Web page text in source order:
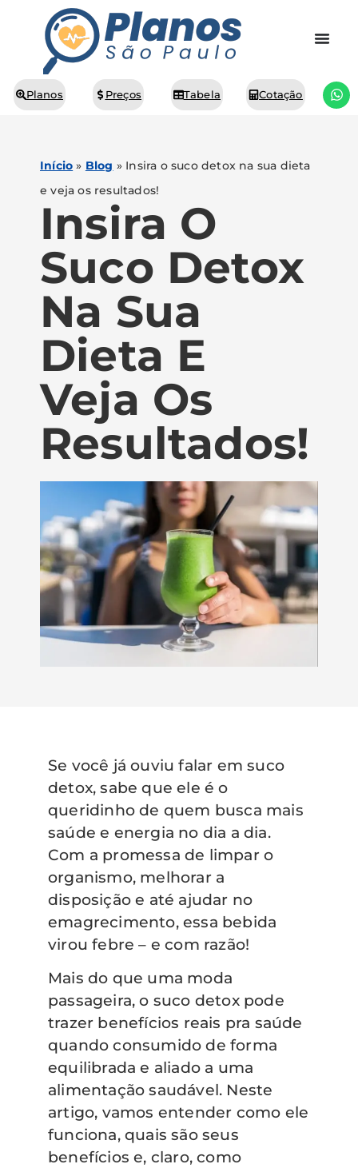
Planos Preços Tabela Cotação
Início » Blog » Insira o suco detox na sua dieta
e veja os resultados!
Insira O
Suco Detox
Na Sua
Dieta E
Veja Os
Resultados!
Se você já ouviu falar em suco
detox, sabe que ele é o
queridinho de quem busca mais
saúde e energia no dia a dia.
Com a promessa de limpar o
organismo, melhorar a
disposição e até ajudar no
emagrecimento, essa bebida
virou febre – e com razão!
Mais do que uma moda
passageira, o suco detox pode
trazer benefícios reais pra saúde
quando consumido de forma
equilibrada e aliado a uma
alimentação saudável. Neste
artigo, vamos entender como ele
funciona, quais são seus
benefícios e, claro, como